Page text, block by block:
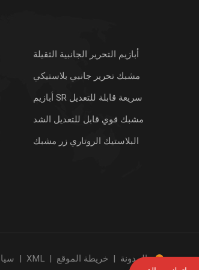
أبازيم التحرير الجانبية الثقيلة
مشبك تحرير جانبي بلاستيكي
أبازيم SR سريعة قابلة للتعديل
مشبك قوي قابل للتعديل الشد
البلاستيك الروتاري زر مشبك
| XML | خريطة الموقع | المدونة